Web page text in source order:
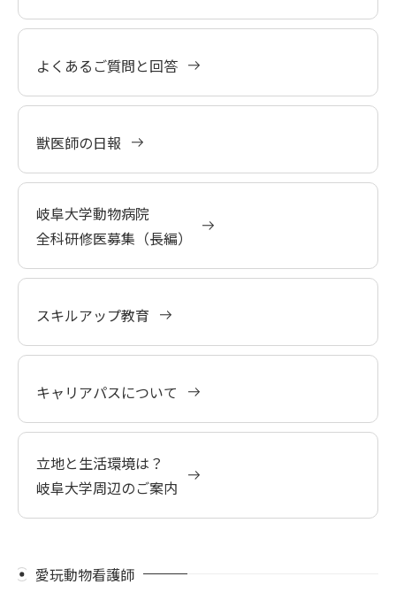
よくあるご質問と回答
獣医師の日報
岐阜大学動物病院
全科研修医募集（長編）
スキルアップ教育
キャリアパスについて
立地と生活環境は？
岐阜大学周辺のご案内
愛玩動物看護師